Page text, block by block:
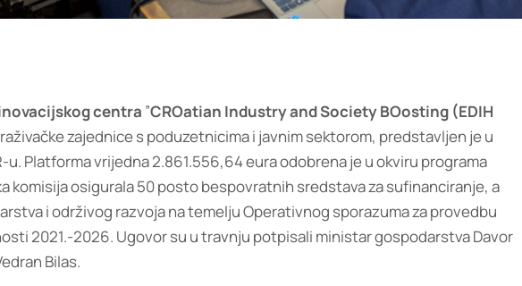
centra ”CROatian Industry and Society BOosting (EDIH
zajednice s poduzetnicima i javnim sektorom, predstavljen je u
u. Platforma vrijedna 2.861.556,64 eura odobrena je u okviru programa
komisija osigurala 50 posto bespovratnih sredstava za sufinanciranje, a
i održivog razvoja na temelju Operativnog sporazuma za provedbu
2021.-2026. Ugovor su u travnju potpisali ministar gospodarstva Davor
Bilas.